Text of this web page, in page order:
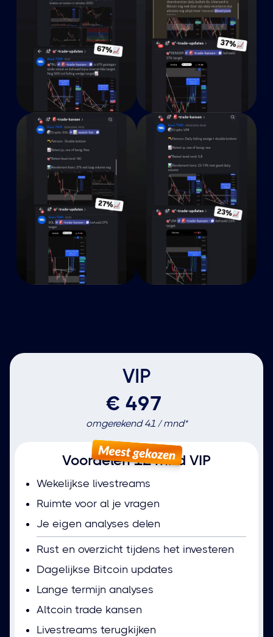
VIP
€ 497
omgerekend 41 / mnd*
Voordelen 12 mnd VIP
Wekelijkse livestreams
Ruimte voor al je vragen
Je eigen analyses delen
Rust en overzicht tijdens het investeren
Dagelijkse Bitcoin updates
Lange termijn analyses
Altcoin trade kansen
Livestreams terugkijken